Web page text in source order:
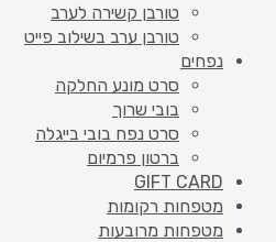
טורבן קשירה לערב
טורבן ערב בשילוב פייט
נפחים
סרט מונע החלקה
בובי שרוך
סרט נפח בובי בייגלה
ברטון פרמיום
GIFT CARD
מטפחות רקומות
מטפחות מרובעות